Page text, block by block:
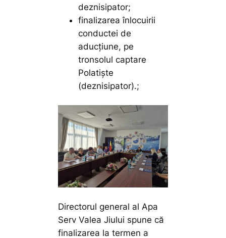
deznisipator;
finalizarea înlocuirii
conductei de
aducțiune, pe
tronsolul captare
Polatiște
(deznisipator).;
Directorul general al Apa
Serv Valea Jiului spune că
finalizarea la termen a